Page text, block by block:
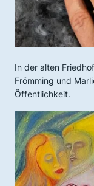
In der alten
Frömming und
Öffentlichkeit.